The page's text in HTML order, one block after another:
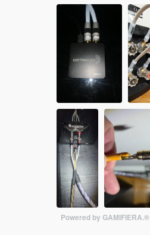
Powered by GAMIFIERA.®